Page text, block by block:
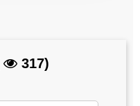
317)